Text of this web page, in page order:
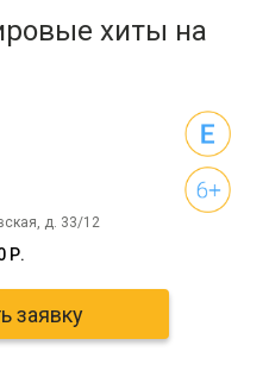
хиты на
д. 33/12
Р.
заявку